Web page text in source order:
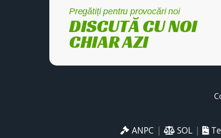
Pregătiți pentru provocări noi
DISCUTĂ CU NOI
CHIAR AZI
ANPC | SOL |